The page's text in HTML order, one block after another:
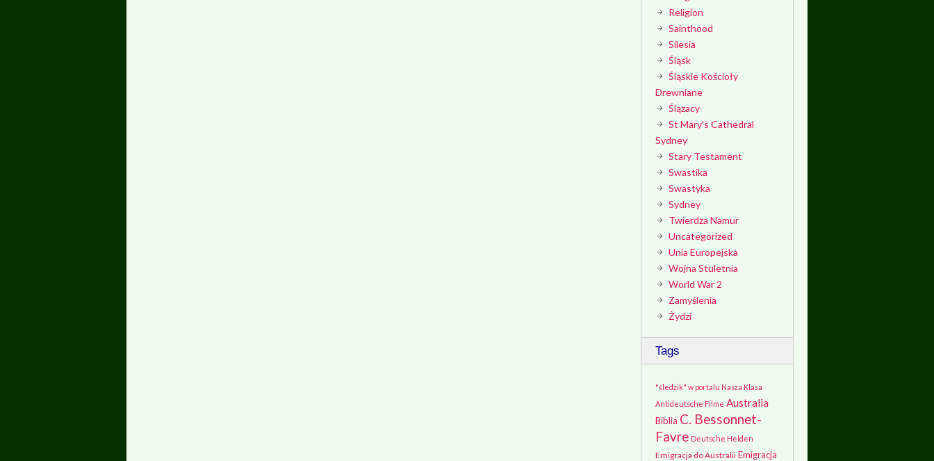
Religion
Sainthood
Silesia
Śląsk
Śląskie Kościoły
Drewniane
Ślązacy
St Mary's Cathedral
Sydney
Stary Testament
Swastika
Swastyka
Sydney
Twierdza Namur
Uncategorized
Unia Europejska
Wojna Stuletnia
World War 2
Zamyślenia
Żydzi
Tags
"śledzik" w portalu Nasza Klasa
Antideutsche Filme Australia
Biblia C. Bessonnet-
Favre Deutsche Helden
Emigracja do Australii Emigracja